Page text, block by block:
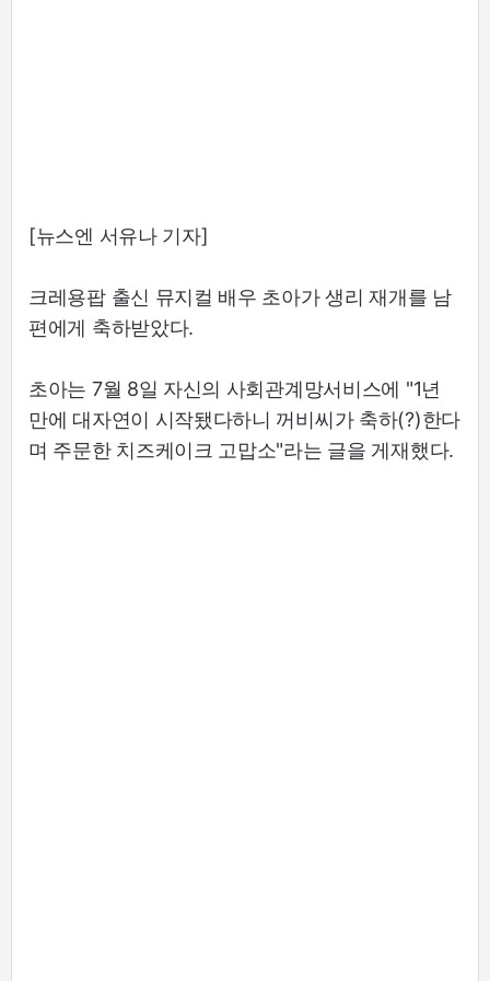
[뉴스엔 서유나 기자]
크레용팝 출신 뮤지컬 배우 초아가 생리 재개를 남
편에게 축하받았다.
초아는 7월 8일 자신의 사회관계망서비스에 "1년
만에 대자연이 시작됐다하니 꺼비씨가 축하(?)한다
며 주문한 치즈케이크 고맙소"라는 글을 게재했다.